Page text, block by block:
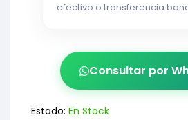
efectivo o transferencia
Consultar por
Estado: En Stock